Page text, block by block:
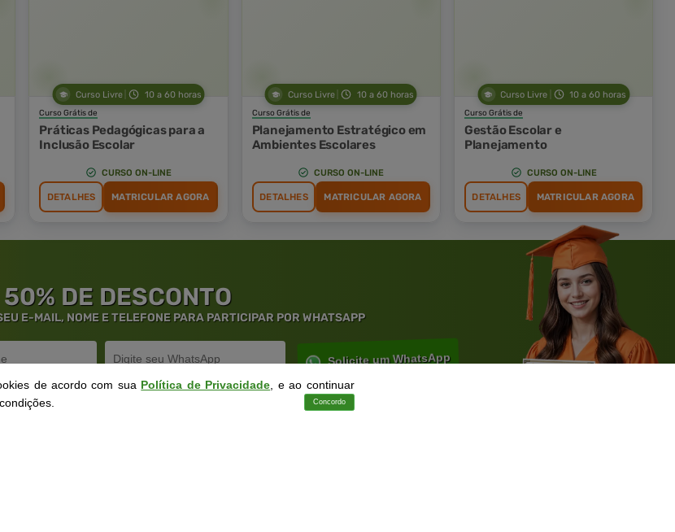
Curso Livre 10 a 60 horas
Curso Grátis de
Práticas Pedagógicas para a
Inclusão Escolar
CURSO ON-LINE
DETALHES MATRICULAR AGORA
Curso Livre 10 a 60 horas
Curso Grátis de
Planejamento Estratégico em
Ambientes Escolares
CURSO ON-LINE
DETALHES MATRICULAR AGORA
Curso Livre 10 a 60 horas
Curso Grátis de
Gestão Escolar e
Planejamento
CURSO ON-LINE
DETALHES MATRICULAR AGORA
DE DESCONTO
E-MAIL, NOME E TELEFONE PARA PARTICIPAR POR WHATSAPP
Solicite um WhatsApp
de acordo com sua Política de Privacidade , e ao continuar
Concordo